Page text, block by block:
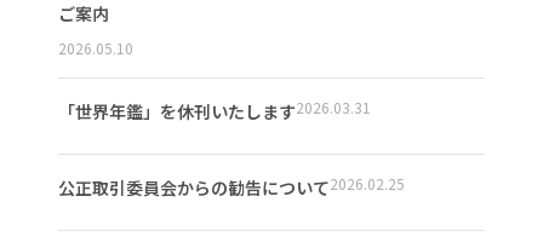
ご案内
2026.05.10
「世界年鑑」を休刊いたします2026.03.31
公正取引委員会からの勧告について2026.02.25